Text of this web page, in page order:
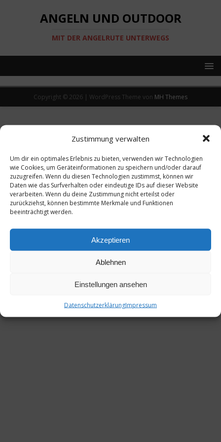
Zustimmung verwalten
Um dir ein optimales Erlebnis zu bieten, verwenden wir Technologien
wie Cookies, um Geräteinformationen zu speichern und/oder darauf
zuzugreifen. Wenn du diesen Technologien zustimmst, können wir
Daten wie das Surfverhalten oder eindeutige IDs auf dieser Website
verarbeiten. Wenn du deine Zustimmung nicht erteilst oder
zurückziehst, können bestimmte Merkmale und Funktionen
beeinträchtigt werden.
Akzeptieren
Ablehnen
Einstellungen ansehen
DatenschutzerklärungImpressum
ANGELN UND OUTDOOR
MIT DER ANGELRUTE UNTERWEGS
Copyright © 2026 | WordPress Theme von MH Themes